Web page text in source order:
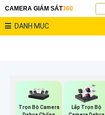
CAMERA GIÁM SÁT360
DANH MỤC
Trọn Bộ Camera
Lắp Trọn Bộ